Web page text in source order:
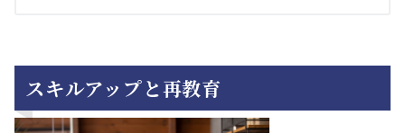
スキルアップと再教育